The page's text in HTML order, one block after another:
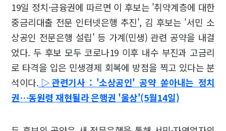
19일 정치·금융권에 따르면 이 후보는 '취약계층에 대한
중금리대출 전문 인터넷은행 추진', 김 후보는 '서민 소
상공인 전문은행 설립' 등 가계(민생) 관련 공약을 내걸
었다. 두 후보 모두 코로나19 이후 내수 부진과 고금리
로 타격을 입은 민생경제 회복에 방점을 찍고 있다는 분
석이다. ▷관련기사 : '소상공인' 공약 쏟아내는 정치
권…동원령 재현될라 은행권 '울상'(5월14일)